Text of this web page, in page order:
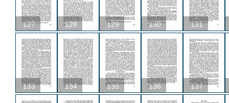
127 128 129 130 131
133 134 135 136 137